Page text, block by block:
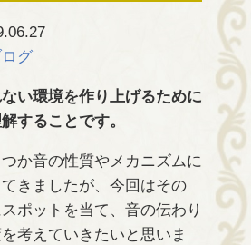
グ
い環境を作り上げるために
することです。
か音の性質やメカニズムに
きましたが、今回はその
スポットを当て、音の伝わり
考えていきたいと思いま